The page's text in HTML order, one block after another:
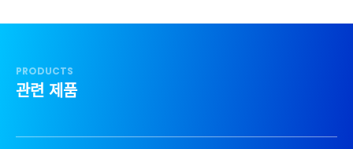
PRODUCTS
관련 제품